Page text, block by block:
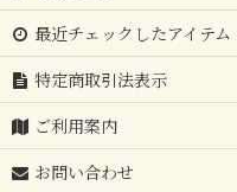
最近チェックしたアイテム
特定商取引法表示
ご利用案内
お問い合わせ